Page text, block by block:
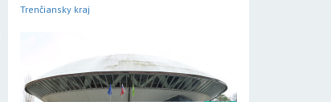
Trenčiansky kraj